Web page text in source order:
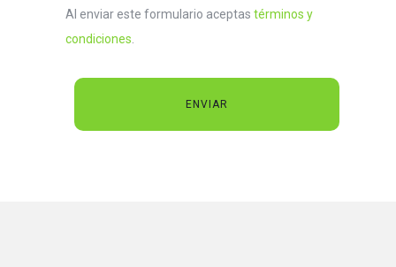
Al enviar este formulario aceptas términos y
condiciones